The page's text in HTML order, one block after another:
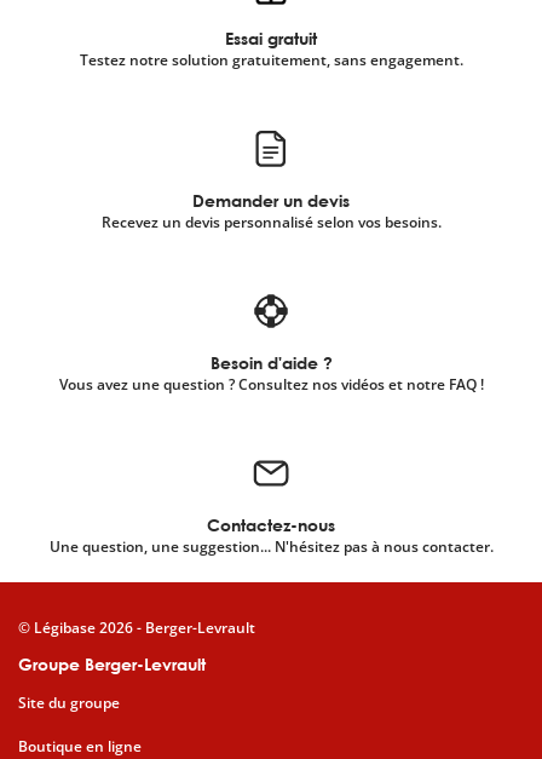
Essai gratuit
Testez notre solution gratuitement, sans engagement.
Demander un devis
Recevez un devis personnalisé selon vos besoins.
Besoin d'aide ?
Vous avez une question ? Consultez nos vidéos et notre FAQ !
Contactez-nous
Une question, une suggestion... N'hésitez pas à nous contacter.
Groupe Berger-Levrault
Site du groupe
Boutique en ligne
© Légibase 2026 - Berger-Levrault